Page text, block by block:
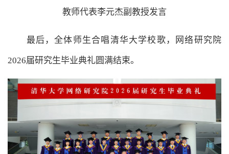
教师代表李元杰副教授发言
最后，全体师生合唱清华大学校歌，网络研究院
2026届研究生毕业典礼圆满结束。